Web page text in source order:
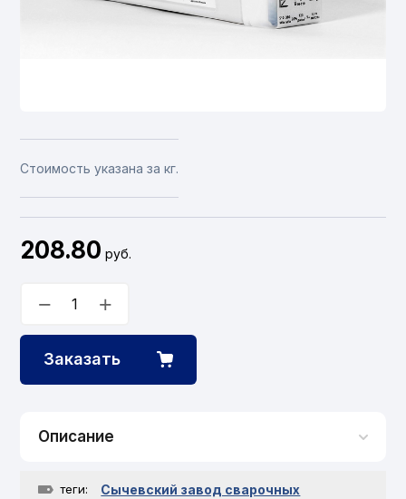
Стоимость указана за кг.
208.80 руб.
− +
Заказать
Описание
теги:
Сычевский завод сварочных